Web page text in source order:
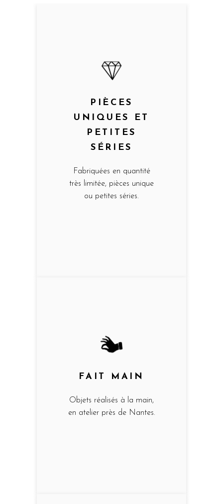
PIÈCES
UNIQUES ET
PETITES
SÉRIES
Fabriquées en quantité
très limitée, pièces unique
ou petites séries.
FAIT MAIN
Objets réalisés à la main,
en atelier près de Nantes.